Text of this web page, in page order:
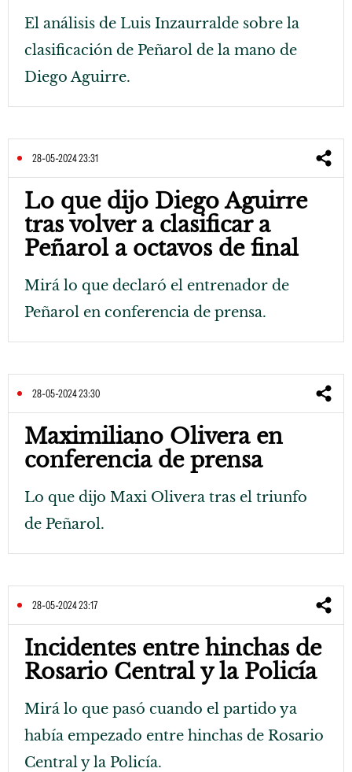
El análisis de Luis Inzaurralde sobre la
clasificación de Peñarol de la mano de
Diego Aguirre.
28-05-2024 23:31
Lo que dijo Diego Aguirre
tras volver a clasificar a
Peñarol a octavos de final
Mirá lo que declaró el entrenador de
Peñarol en conferencia de prensa.
28-05-2024 23:30
Maximiliano Olivera en
conferencia de prensa
Lo que dijo Maxi Olivera tras el triunfo
de Peñarol.
28-05-2024 23:17
Incidentes entre hinchas de
Rosario Central y la Policía
Mirá lo que pasó cuando el partido ya
había empezado entre hinchas de Rosario
Central y la Policía.